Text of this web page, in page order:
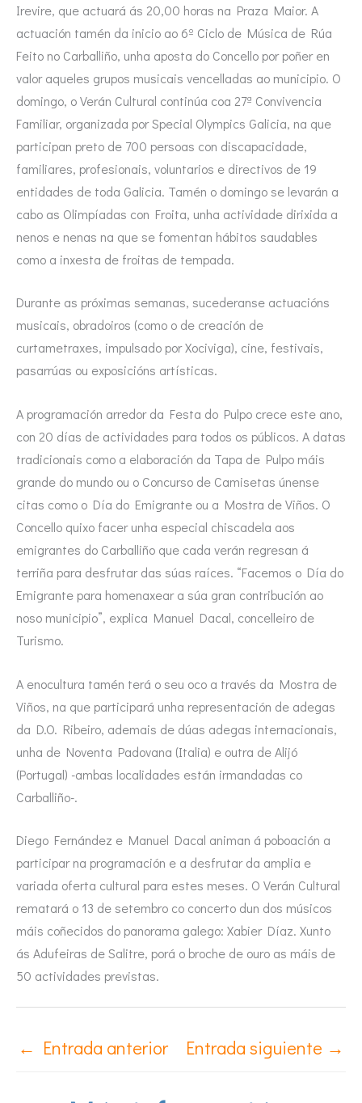
Irevire, que actuará ás 20,00 horas na Praza Maior. A
actuación tamén da inicio ao 6º Ciclo de Música de Rúa
Feito no Carballiño, unha aposta do Concello por poñer en
valor aqueles grupos musicais vencelladas ao municipio. O
domingo, o Verán Cultural continúa coa 27ª Convivencia
Familiar, organizada por Special Olympics Galicia, na que
participan preto de 700 persoas con discapacidade,
familiares, profesionais, voluntarios e directivos de 19
entidades de toda Galicia. Tamén o domingo se levarán a
cabo as Olimpíadas con Froita, unha actividade dirixida a
nenos e nenas na que se fomentan hábitos saudables
como a inxesta de froitas de tempada.
Durante as próximas semanas, sucederanse actuacións
musicais, obradoiros (como o de creación de
curtametraxes, impulsado por Xociviga), cine, festivais,
pasarrúas ou exposicións artísticas.
A programación arredor da Festa do Pulpo crece este ano,
con 20 días de actividades para todos os públicos. A datas
tradicionais como a elaboración da Tapa de Pulpo máis
grande do mundo ou o Concurso de Camisetas únense
citas como o Día do Emigrante ou a Mostra de Viños. O
Concello quixo facer unha especial chiscadela aos
emigrantes do Carballiño que cada verán regresan á
terriña para desfrutar das súas raíces. “Facemos o Día do
Emigrante para homenaxear a súa gran contribución ao
noso municipio”, explica Manuel Dacal, concelleiro de
Turismo.
A enocultura tamén terá o seu oco a través da Mostra de
Viños, na que participará unha representación de adegas
da D.O. Ribeiro, ademais de dúas adegas internacionais,
unha de Noventa Padovana (Italia) e outra de Alijó
(Portugal) -ambas localidades están irmandadas co
Carballiño-.
Diego Fernández e Manuel Dacal animan á poboación a
participar na programación e a desfrutar da amplia e
variada oferta cultural para estes meses. O Verán Cultural
rematará o 13 de setembro co concerto dun dos músicos
máis coñecidos do panorama galego: Xabier Díaz. Xunto
ás Adufeiras de Salitre, porá o broche de ouro as máis de
50 actividades previstas.
← Entrada anterior Entrada siguiente →